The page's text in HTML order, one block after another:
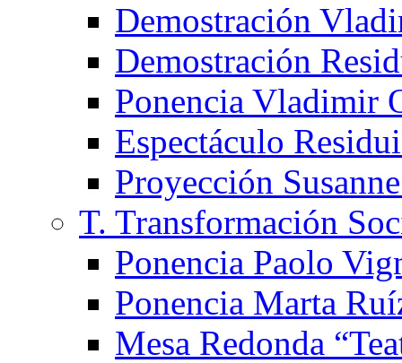
Demostración
Demostración
Ponencia Vladimir
Espectáculo
Proyección
T. Transformación
Ponencia Paolo
Ponencia Marta
Mesa Redonda